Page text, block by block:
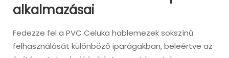
alkalmazásai
Fedezze fel a PVC Celuka hablemezek sokszínű
felhasználását különböző iparágakban, beleértve az